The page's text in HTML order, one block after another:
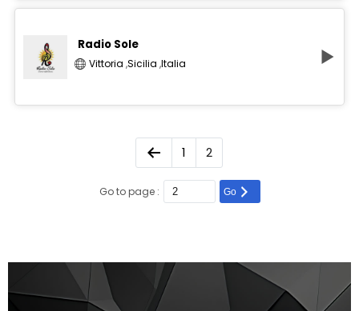
Radio Sole
Vittoria ,Sicilia ,Italia
1 2
Go to page : Go